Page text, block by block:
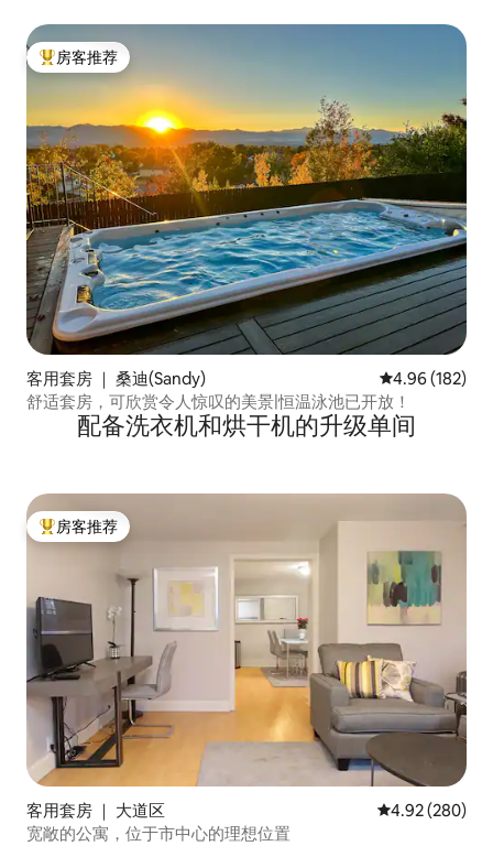
热门「房客推荐」
房客推荐
客用套房 ｜ 桑迪(Sandy) 平均评分 4.96
4.96 (182)
舒适套房，可欣赏令人惊叹的美景|恒温泳池已开放！
配备洗衣机和烘干机的升级单间
热门「房客推荐」
房客推荐
客用套房 ｜ 大道区 平均评分 4.92
4.92 (280)
宽敞的公寓，位于市中心的理想位置